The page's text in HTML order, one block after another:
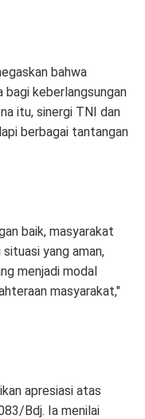
bahwa
bagi keberlangsungan
itu, sinergi TNI dan
berbagai tantangan
baik, masyarakat
yang aman,
menjadi modal
masyarakat,"
apresiasi atas
Bdj. Ia menilai